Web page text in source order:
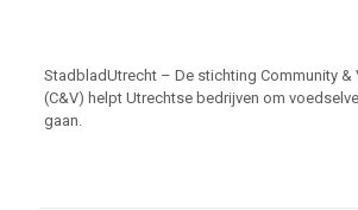
StadbladUtrecht – De stichting Community &
(C&V) helpt Utrechtse bedrijven om
gaan.